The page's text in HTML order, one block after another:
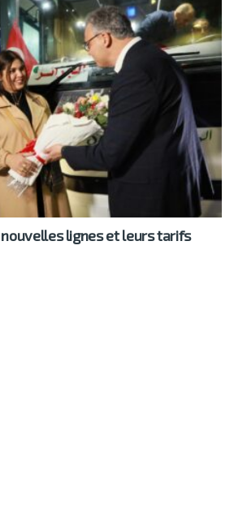
nouvelles lignes et leurs tarifs